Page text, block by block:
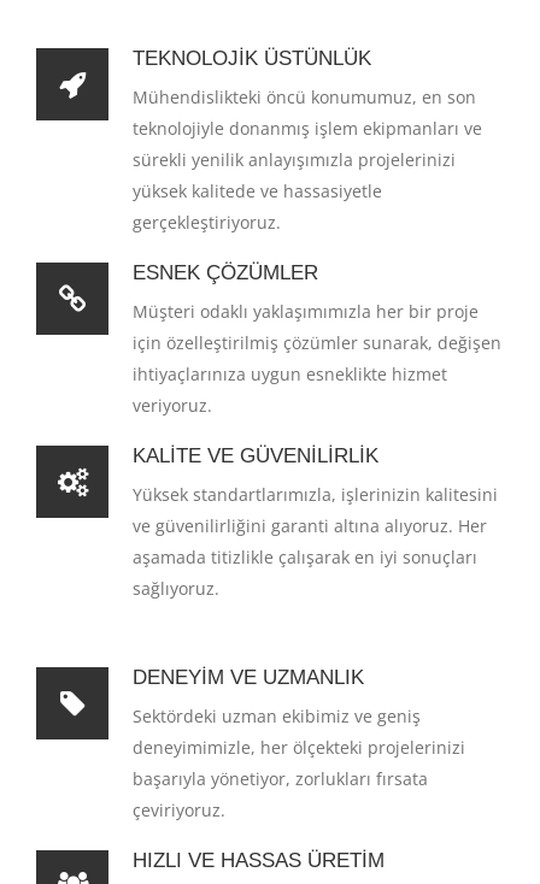
TEKNOLOJIK ÜSTÜNLÜK
Mühendislikteki öncü konumumuz, en son
teknolojiyle donanmış işlem ekipmanları ve
sürekli yenilik anlayışımızla projelerinizi
yüksek kalitede ve hassasiyetle
gerçekleştiriyoruz.
ESNEK ÇÖZÜMLER
Müşteri odaklı yaklaşımımızla her bir proje
için özelleştirilmiş çözümler sunarak, değişen
ihtiyaçlarınıza uygun esneklikte hizmet
veriyoruz.
KALITE VE GÜVENILIRLIK
Yüksek standartlarımızla, işlerinizin kalitesini
ve güvenilirliğini garanti altına alıyoruz. Her
aşamada titizlikle çalışarak en iyi sonuçları
sağlıyoruz.
DENEYIM VE UZMANLIK
Sektördeki uzman ekibimiz ve geniş
deneyimimizle, her ölçekteki projelerinizi
başarıyla yönetiyor, zorlukları fırsata
çeviriyoruz.
HIZLI VE HASSAS ÜRETIM